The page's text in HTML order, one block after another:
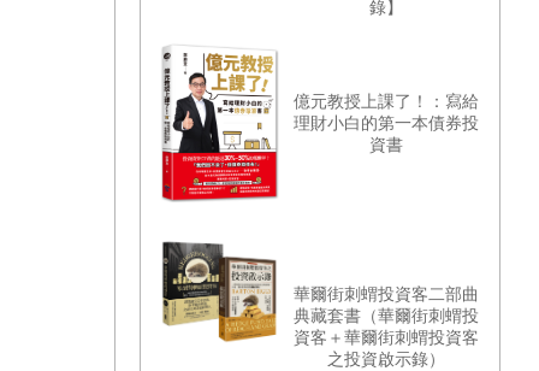
錄】
億元教授上課了！：寫給
理財小白的第一本債券投
資書
華爾街刺蝟投資客二部曲
典藏套書（華爾街刺蝟投
資客＋華爾街刺蝟投資客
之投資啟示錄）